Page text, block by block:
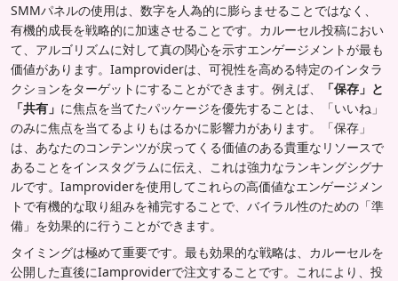
SMMパネルの使用は、数字を人為的に膨らませることではなく、
有機的成長を戦略的に加速させることです。カルーセル投稿におい
て、アルゴリズムに対して真の関心を示すエンゲージメントが最も
価値があります。Iamproviderは、可視性を高める特定のインタラ
クションをターゲットにすることができます。例えば、
「保存」と
「共有」 に焦点を当てたパッケージを優先することは、「いいね」
のみに焦点を当てるよりもはるかに影響力があります。「保存」
は、あなたのコンテンツが戻ってくる価値のある貴重なリソースで
あることをインスタグラムに伝え、これは強力なランキングシグナ
ルです。Iamproviderを使用してこれらの高価値なエンゲージメン
トで有機的な取り組みを補完することで、バイラル性のための「準
備」を効果的に行うことができます。
タイミングは極めて重要です。最も効果的な戦略は、カルーセルを
公開した直後にIamproviderで注文することです。これにより、投